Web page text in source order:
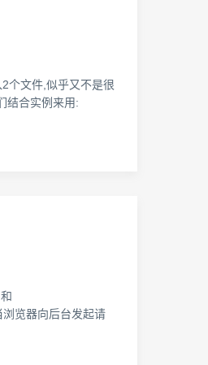
个文件,似乎又不是很
结合实例来用:
览器向后台发起请